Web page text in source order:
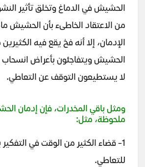
الحشيش في الدماغ وتخلق تأثير
من الاعتقاد الخاطىء بأن الحشيش
الإدمان، إلا أنه فخ يقع فيه
الحشيش ويتفاجئون بأعراض
لا يستطيعون التوقف عن التعاطي.
ومثل باقي المخدرات، فإن إدمان
ملحوظة، مثل:
1- قضاء الكثير من الوقت في التفكير بتوفير
للتعاطي.